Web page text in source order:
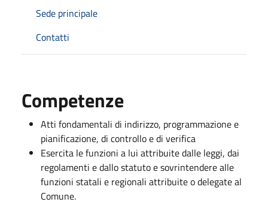
Sede principale
Contatti
Competenze
Atti fondamentali di indirizzo, programmazione e
pianificazione, di controllo e di verifica
Esercita le funzioni a lui attribuite dalle leggi, dai
regolamenti e dallo statuto e sovrintendere alle
funzioni statali e regionali attribuite o delegate al
Comune.